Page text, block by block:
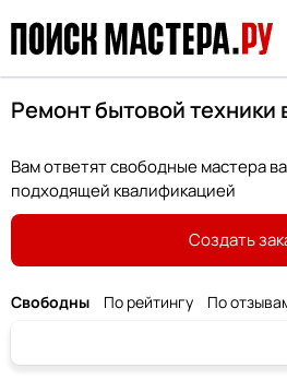
Ремонт бытовой техники
Вам ответят свободные мастера
подходящей квалификацией
Создать
Свободны По рейтингу По